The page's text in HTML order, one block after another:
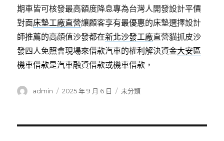
期車皆可核發最高額度降息專為台灣人開發設計平價
對面床墊工廠直營讓顧客享有最優惠的床墊選擇設計
師推薦的高顔值沙發都在新北沙發工廠直營貓抓皮沙
發四人免照會現場來借款汽車的權利解決資金大安區
機車借款是汽車融資借款或機車借款，
作
admin
發
2025 年 9 月 6 日
分
未分類